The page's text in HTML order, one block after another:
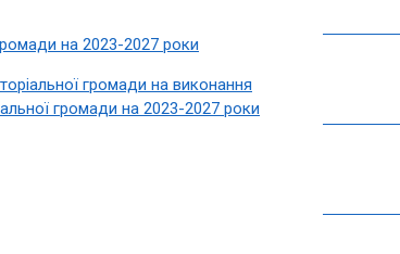
на 2023-2027 роки
громади на виконання
громади на 2023-2027 роки